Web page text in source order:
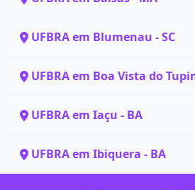
UFBRA em Blumenau - SC
UFBRA em Boa Vista do
UFBRA em Iaçu - BA
UFBRA em Ibiquera - BA